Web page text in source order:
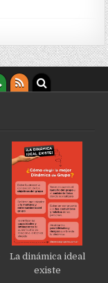
La dinámica ideal
existe